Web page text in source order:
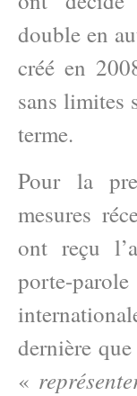
double en
créé en
sans limites
terme.
Pour la
mesures
ont reçu
porte-
dernière
«